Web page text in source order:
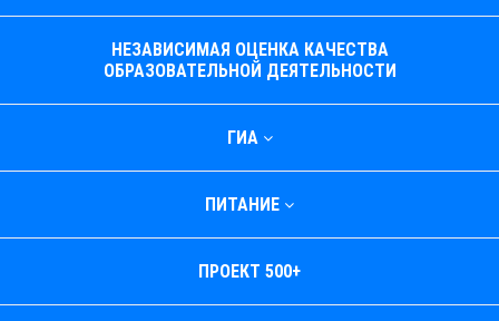
НЕЗАВИСИМАЯ ОЦЕНКА КАЧЕСТВА
ОБРАЗОВАТЕЛЬНОЙ ДЕЯТЕЛЬНОСТИ
ГИА
ПИТАНИЕ
ПРОЕКТ 500+